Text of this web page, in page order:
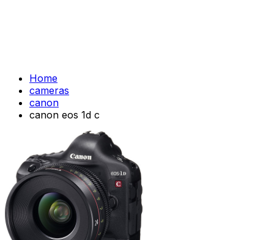
Home
cameras
canon
canon eos 1d c